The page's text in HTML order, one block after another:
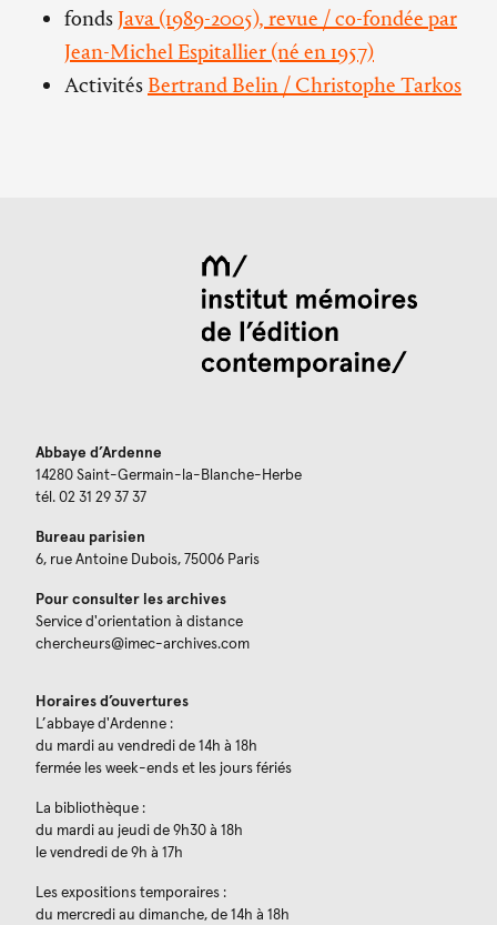
fondsJava (1989-2005), revue / co-fondée par
Jean-Michel Espitallier (né en 1957)
Activités Bertrand Belin / Christophe Tarkos
Abbaye d’Ardenne
14280 Saint-Germain-la-Blanche-Herbe
tél. 02 31 29 37 37
Bureau parisien
6, rue Antoine Dubois, 75006 Paris
Pour consulter les archives
Service d'orientation à distance
chercheurs@imec-archives.com
Horaires d’ouvertures
L’abbaye d'Ardenne :
du mardi au vendredi de 14h à 18h
fermée les week-ends et les jours fériés
La bibliothèque :
du mardi au jeudi de 9h30 à 18h
le vendredi de 9h à 17h
Les expositions temporaires :
du mercredi au dimanche, de 14h à 18h